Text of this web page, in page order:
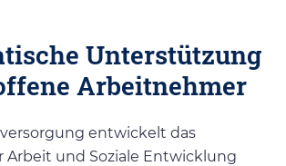
Unterstützung
Arbeitnehmer
entwickelt das
Arbeit und Soziale Entwicklung